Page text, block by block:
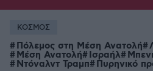
ΚΟΣΜΟΣ
Πόλεμος στη Μέση Ανατολή
Μέση Ανατολή Ισραήλ
Ντόναλντ Τραμπ Πυρηνικό